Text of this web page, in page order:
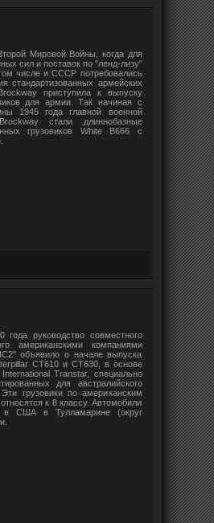
Мировой Войны, когда для
сил и поставок по "ленд-лизу"
числе и СССР потребовались
стандартизованных армейских
приступила к выпуску
для армии. Так начиная с
1945 года главной военной
стали длиннобазные
грузовиков White В666 с
года руководство совместного
американскими компаниями
объявило о начале выпуска
CT610 и СТ630, в основе
Transtar, специально
для австралийского
Эти грузовики по американским
к 8 классу. Автомобили
в США в Тулламарине (округ